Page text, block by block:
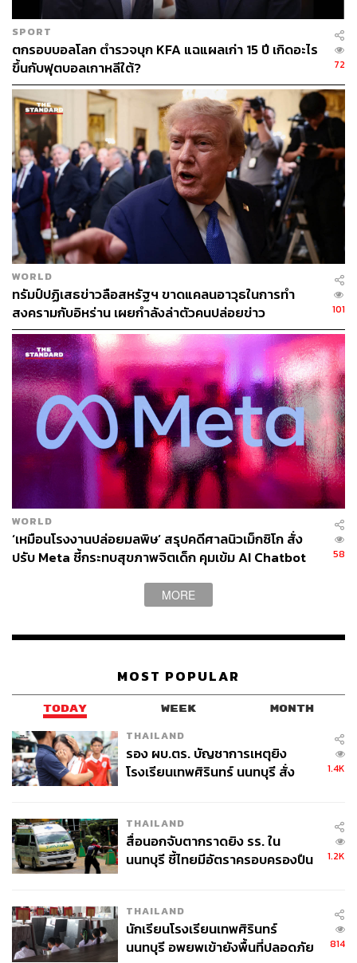
ภาพประกอบ: กันยกร กาญจนวิไล
TAGS: Donald Trump USA Barack Obama
Bill Clinton
Jimmy Carter
SPORT
ตกรอบบอลโลก ตำรวจบุก KFA แฉแผลเก่า 15 ปี เกิดอะไร
ขึ้นกับฟุตบอลเกาหลีใต้?
72
WORLD
ทรัมป์ปฏิเสธข่าวลือสหรัฐฯ ขาดแคลนอาวุธในการทำ
สงครามกับอิหร่าน เผยกำลังล่าตัวคนปล่อยข่าว
101
WORLD
‘เหมือนโรงงานปล่อยมลพิษ’ สรุปคดีศาลนิวเม็กซิโก สั่ง
ปรับ Meta ชี้กระทบสุขภาพจิตเด็ก คุมเข้ม AI Chatbot
58
MORE
MOST POPULAR
TODAY WEEK MONTH
THAILAND
รอง ผบ.ตร. บัญชาการเหตุยิง
โรงเรียนเทพศิรินทร์ นนทบุรี สั่ง
1.4K
THAILAND
สื่อนอกจับตากราดยิง รร. ใน
นนทบุรี ชี้ไทยมีอัตราครอบครองปืน
1.2K
THAILAND
นักเรียนโรงเรียนเทพศิรินทร์
นนทบุรี อพยพเข้ายังพื้นที่ปลอดภัย
814